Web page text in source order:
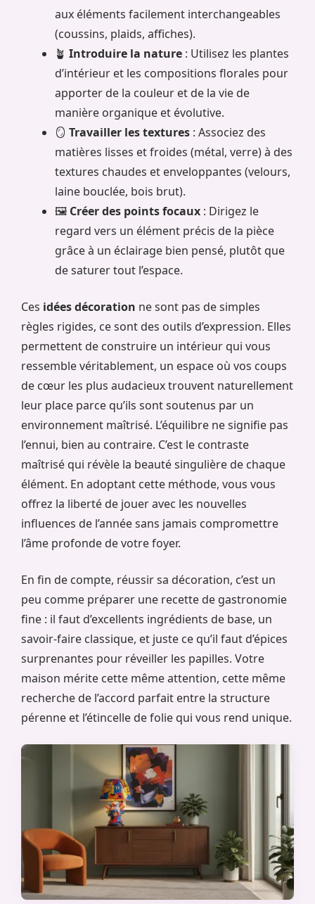
aux éléments facilement interchangeables
(coussins, plaids, affiches).
🪴 Introduire la nature : Utilisez les plantes
d’intérieur et les compositions florales pour
apporter de la couleur et de la vie de
manière organique et évolutive.
🪞 Travailler les textures : Associez des
matières lisses et froides (métal, verre) à des
textures chaudes et enveloppantes (velours,
laine bouclée, bois brut).
🖼️ Créer des points focaux : Dirigez le
regard vers un élément précis de la pièce
grâce à un éclairage bien pensé, plutôt que
de saturer tout l’espace.
Ces idées décoration ne sont pas de simples
règles rigides, ce sont des outils d’expression. Elles
permettent de construire un intérieur qui vous
ressemble véritablement, un espace où vos coups
de cœur les plus audacieux trouvent naturellement
leur place parce qu’ils sont soutenus par un
environnement maîtrisé. L’équilibre ne signifie pas
l’ennui, bien au contraire. C’est le contraste
maîtrisé qui révèle la beauté singulière de chaque
élément. En adoptant cette méthode, vous vous
offrez la liberté de jouer avec les nouvelles
influences de l’année sans jamais compromettre
l’âme profonde de votre foyer.
En fin de compte, réussir sa décoration, c’est un
peu comme préparer une recette de gastronomie
fine : il faut d’excellents ingrédients de base, un
savoir-faire classique, et juste ce qu’il faut d’épices
surprenantes pour réveiller les papilles. Votre
maison mérite cette même attention, cette même
recherche de l’accord parfait entre la structure
pérenne et l’étincelle de folie qui vous rend unique.